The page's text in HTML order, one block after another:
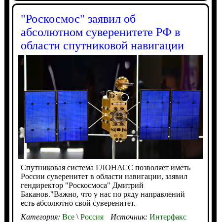
"Роскосмос" заявил об
абсолютном суверенитете РФ в
области спутниковой навигации
Спутниковая система ГЛОНАСС позволяет иметь
России суверенитет в области навигации, заявил
гендиректор "Роскосмоса" Дмитрий
Баканов."Важно, что у нас по ряду направлений
есть абсолютно свой суверенитет.
Категория: Все\Россия Источник: Интерфакс